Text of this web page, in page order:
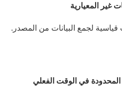
غير المعيارية
قياسية لجمع البيانات من المصدر.
في الوقت الفعلي